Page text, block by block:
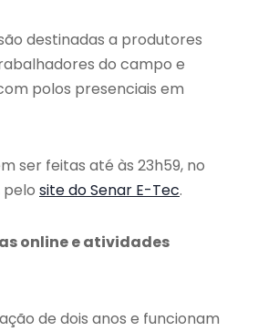
destinadas a produtores
do campo e
polos presenciais em
ser feitas até às 23h59, no
pelo site do Senar E-Tec.
online e atividades
de dois anos e funcionam